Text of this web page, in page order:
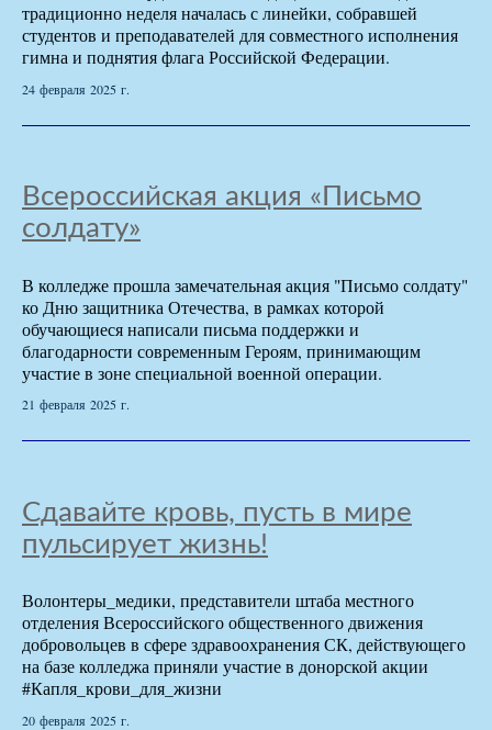
традиционно неделя началась с линейки, собравшей
студентов и преподавателей для совместного исполнения
гимна и поднятия флага Российской Федерации.
24 февраля 2025 г.
Всероссийская акция «Письмо
солдату»
В колледже прошла замечательная акция "Письмо солдату"
ко Дню защитника Отечества, в рамках которой
обучающиеся написали письма поддержки и
благодарности современным Героям, принимающим
участие в зоне специальной военной операции.
21 февраля 2025 г.
Сдавайте кровь, пусть в мире
пульсирует жизнь!
Волонтеры_медики, представители штаба местного
отделения Всероссийского общественного движения
добровольцев в сфере здравоохранения СК, действующего
на базе колледжа приняли участие в донорской акции
#Капля_крови_для_жизни
20 февраля 2025 г.